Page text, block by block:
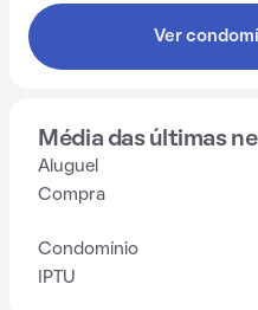
Ver
Média das últimas
Aluguel
Compra
Condomínio
IPTU